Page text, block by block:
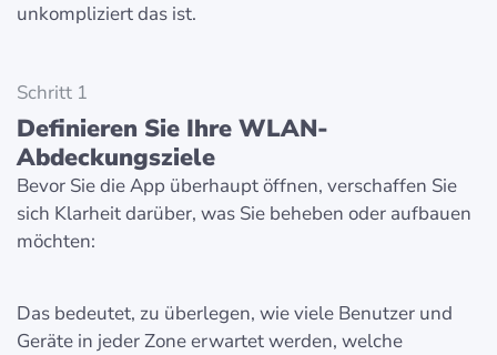
unkompliziert das ist.
Schritt 1
Definieren Sie Ihre WLAN-
Abdeckungsziele
Bevor Sie die App überhaupt öffnen, verschaffen Sie
sich Klarheit darüber, was Sie beheben oder aufbauen
möchten:
Das bedeutet, zu überlegen, wie viele Benutzer und
Geräte in jeder Zone erwartet werden, welche